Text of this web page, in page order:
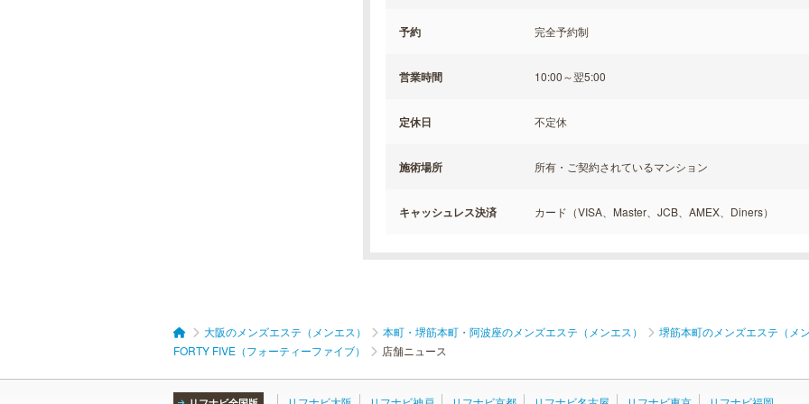
予約 完全予約制
営業時間 10:00～翌5:00
定休日 不定休
施術場所 所有・ご契約されているマンション
キャッシュレス決済 カード（VISA、Master、JCB、AMEX、Diners）
大阪のメンズエステ（メンエス） 本町・堺筋本町・阿波座のメンズエステ（メンエス）
堺筋本町のメンズエステ（メ
FORTY FIVE（フォーティーファイブ）
店舗ニュース